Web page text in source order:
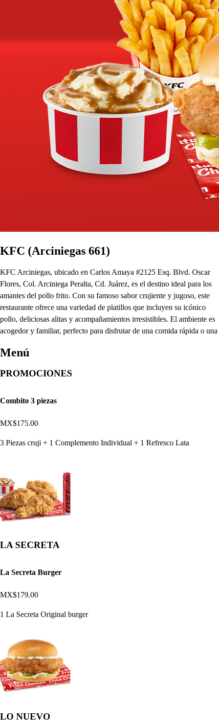
KFC (Arciniegas 661)
KFC Arciniegas, ubicado en Carlos Amaya #2125 Esq. Blvd. Oscar
Flores, Col. Arciniega Peralta, Cd. Juárez, es el destino ideal para los
amantes del pollo frito. Con su famoso sabor crujiente y jugoso, este
restaurante ofrece una variedad de platillos que incluyen su icónico
pollo, deliciosas alitas y acompañamientos irresistibles. El ambiente es
acogedor y familiar, perfecto para disfrutar de una comida rápida o una
Menú
PROMOCIONES
Combito 3 piezas
MX$175.00
3 Piezas cruji + 1 Complemento Individual + 1 Refresco Lata
LA SECRETA
La Secreta Burger
MX$179.00
1 La Secreta Original burger
LO NUEVO